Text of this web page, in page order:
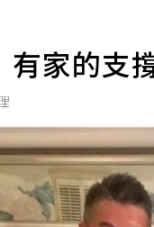
家的支